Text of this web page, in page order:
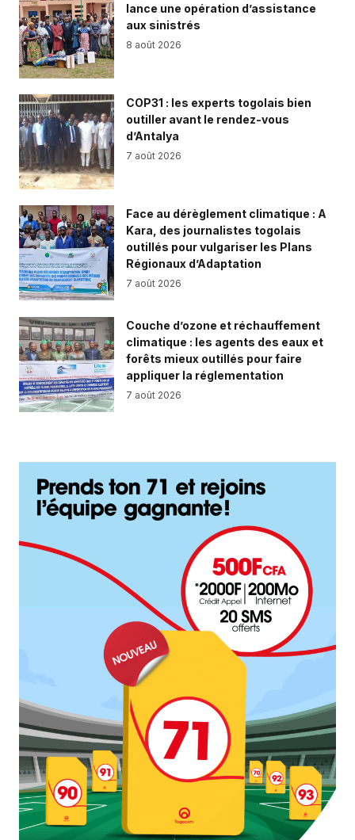
lance une opération d’assistance
aux sinistrés
8 août 2026
COP31 : les experts togolais bien
outiller avant le rendez-vous
d’Antalya
7 août 2026
Face au dérèglement climatique : A
Kara, des journalistes togolais
outillés pour vulgariser les Plans
Régionaux d’Adaptation
7 août 2026
Couche d’ozone et réchauffement
climatique : les agents des eaux et
forêts mieux outillés pour faire
appliquer la réglementation
7 août 2026